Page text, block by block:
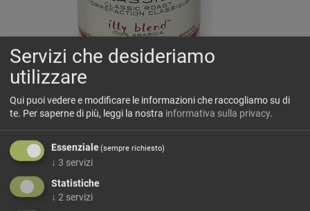
Illy in grani
100% Arabica
Tostatura media
Dal gusto morbido ed equilibrato, esaltato da preziose note
di caramello, cioccolato, pane tostato e leggero fiore.
Servizi che desideriamo
utilizzare
Qui puoi vedere e modificare le informazioni che raccogliamo su di
te. Per saperne di più, leggi la nostra informativa sulla privacy.
Essenziale(sempre richiesto)
↓ 3 servizi
Statistiche
↓ 2 servizi